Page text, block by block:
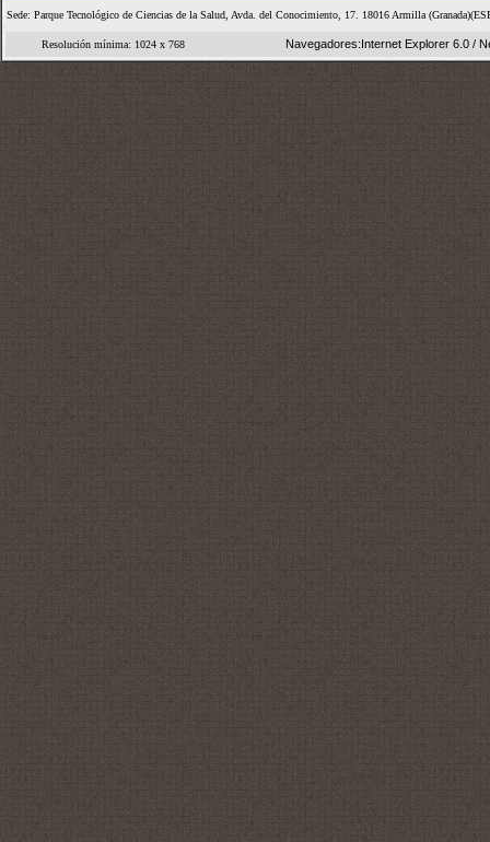
Sede: Parque Tecnológico de Ciencias de la Salud, Avda. del Conocimiento, 17. 18016 Armilla
Resolución mínima: 1024 x 768 Navegadores:Internet Explorer 6.0 /